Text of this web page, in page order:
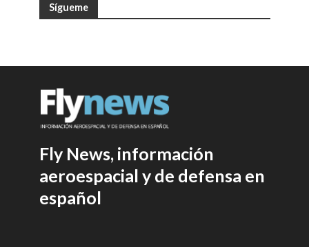
Sígueme
Fly News, información
aeroespacial y de defensa en
español